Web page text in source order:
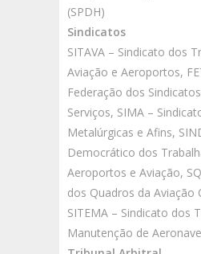
(SPDH)
Sindicatos
SITAVA – Sindicato dos
Aviação e Aeroportos,
Federação dos
Serviços, SIMA –
Metalúrgicas e Afins,
Democrático dos
Aeroportos e Aviação,
dos Quadros da Aviação
SITEMA – Sindicato dos
Manutenção de